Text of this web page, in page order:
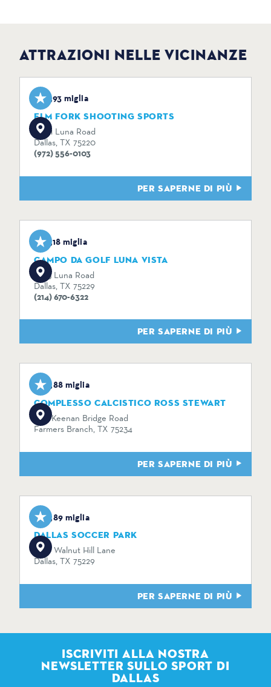
ATTRAZIONI NELLE VICINANZE
3,93 miglia
ELM FORK SHOOTING SPORTS
10751 Luna Road
Dallas, TX 75220
(972) 556-0103
PER SAPERNE DI PIÙ
4,18 miglia
CAMPO DA GOLF LUNA VISTA
11223 Luna Road
Dallas, TX 75229
(214) 670-6322
PER SAPERNE DI PIÙ
4,88 miglia
COMPLESSO CALCISTICO ROSS STEWART
1774 Keenan Bridge Road
Farmers Branch, TX 75234
PER SAPERNE DI PIÙ
4,89 miglia
DALLAS SOCCER PARK
2100 Walnut Hill Lane
Dallas, TX 75229
PER SAPERNE DI PIÙ
ISCRIVITI ALLA NOSTRA
NEWSLETTER SULLO SPORT DI
DALLAS